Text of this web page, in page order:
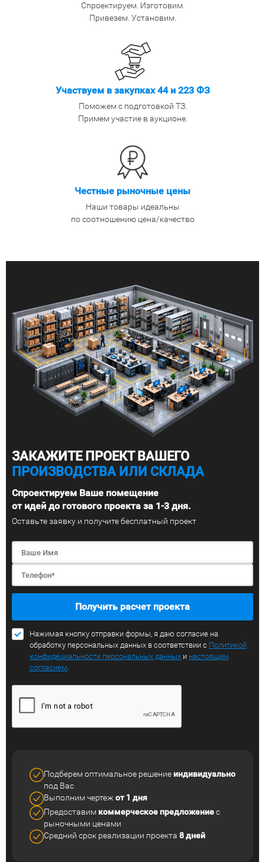
Спроектируем. Изготовим.
Привезем. Установим.
Участвуем в закупках 44 и 223 ФЗ
Поможем с подготовкой ТЗ.
Примем участие в аукционе.
Честные рыночные цены
Наши товары идеальны
по соотношению цена/качество
ЗАКАЖИТЕ ПРОЕКТ ВАШЕГО
ПРОИЗВОДСТВА ИЛИ СКЛАДА
Спроектируем Ваше помещение
от идей до готового проекта за 1-3 дня.
Оставьте заявку и получите бесплатный проект
Получить расчет проекта
Нажимая кнопку отправки формы, я даю согласие на
обработку персональных данных в соответствии с Политикой
конфидециальности персональных данных и настоящим
согласием.
Подберем оптимальное решение индивидуально
под Вас
Выполним чертежот 1 дня
Предоставим коммерческое предложениес
рыночными ценами
Средний срок реализации проекта 8 дней